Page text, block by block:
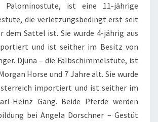
Palominostute, ist eine 11-jährige
die verletzungsbedingt erst seit
dem Sattel ist. Sie wurde 4-jährig aus
und ist seither im Besitz von
Djuna – die Falbschimmelstute, ist
Horse und 7 Jahre alt. Sie wurde
importiert und ist seither im
Heinz Gäng. Beide Pferde werden
bei Angela Dorschner – Gestüt